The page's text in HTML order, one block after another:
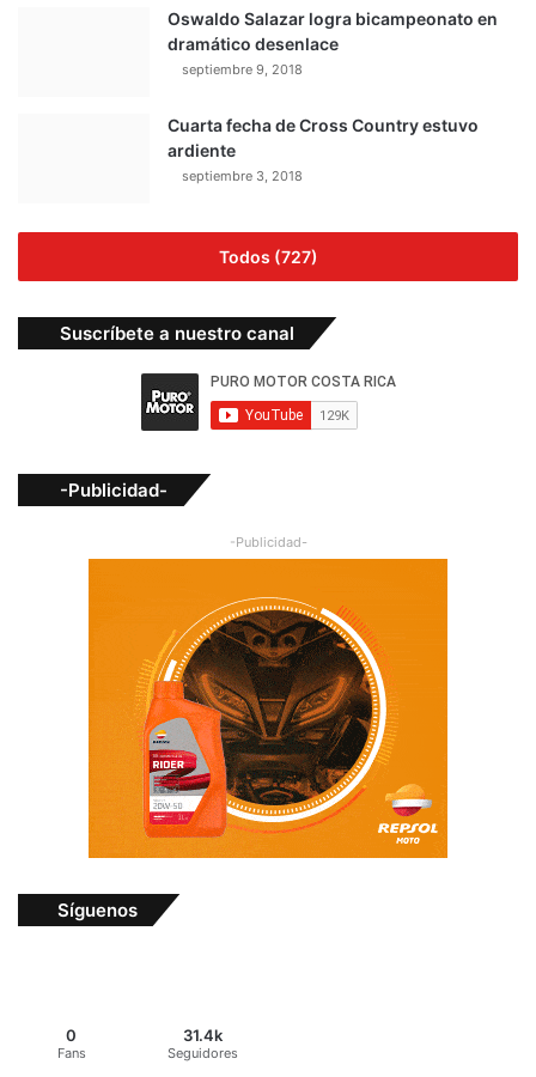
Oswaldo Salazar logra bicampeonato en
dramático desenlace
septiembre 9, 2018
Cuarta fecha de Cross Country estuvo
ardiente
septiembre 3, 2018
Todos (727)
Suscríbete a nuestro canal
-Publicidad-
-Publicidad-
Síguenos
0
Fans
31.4k
Seguidores